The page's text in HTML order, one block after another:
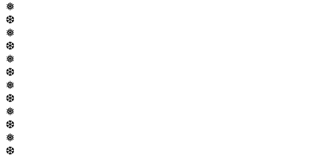
❅
❆
❅
❆
❅
❆
❅
❆
❅
❆
❅
❆